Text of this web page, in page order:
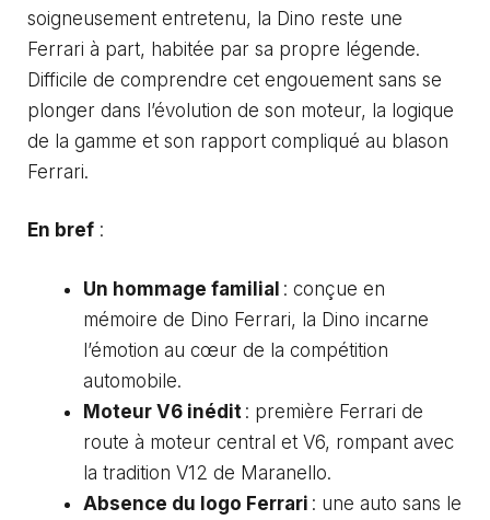
soigneusement entretenu, la Dino reste une
Ferrari à part, habitée par sa propre légende.
Difficile de comprendre cet engouement sans se
plonger dans l’évolution de son moteur, la logique
de la gamme et son rapport compliqué au blason
Ferrari.
En bref :
Un hommage familial : conçue en
mémoire de Dino Ferrari, la Dino incarne
l’émotion au cœur de la compétition
automobile.
Moteur V6 inédit : première Ferrari de
route à moteur central et V6, rompant avec
la tradition V12 de Maranello.
Absence du logo Ferrari : une auto sans le